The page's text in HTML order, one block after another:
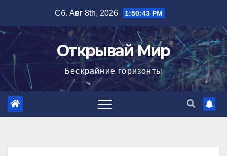
содержимому
Сб. Авг 8th, 2026 1:50:44 PM
Открывай Мир
Бескрайние горизонты